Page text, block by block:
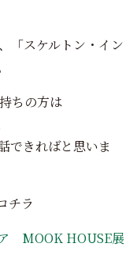
「スケルトン・イン
ちの方は
できればと思いま
チラ
MOOK HOUSE展